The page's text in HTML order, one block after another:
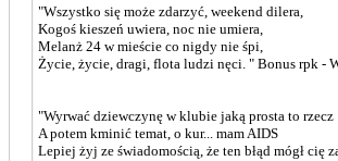
"Wszystko się może zdarzyć, weekend dilera,
Kogoś kieszeń uwiera, noc nie umiera,
Melanż 24 w mieście co nigdy nie śpi,
Życie, życie, dragi, flota ludzi nęci. " Bonus rpk -
"Wyrwać dziewczynę w klubie jaką prosta to rzecz
A potem kminić temat, o kur... mam AIDS
Lepiej żyj ze świadomością, że ten błąd mógł cię